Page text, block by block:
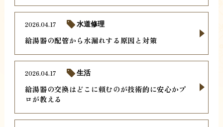
給湯器の配管から水漏れする原因と対策
2026.04.17 水道修理
給湯器の交換はどこに頼むのが技術的に安心かプ
ロが教える
2026.04.17 生活